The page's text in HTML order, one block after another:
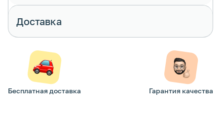
Доставка
Бесплатная доставка Гарантия качества